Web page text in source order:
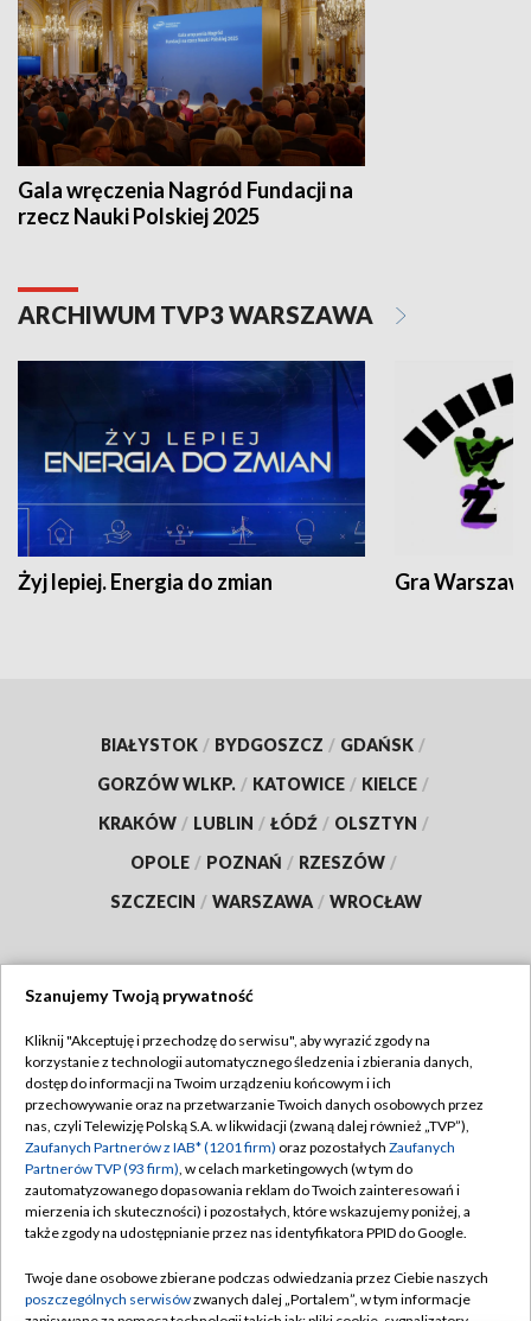
Gala wręczenia Nagród Fundacji na
rzecz Nauki Polskiej 2025
ARCHIWUM TVP3 WARSZAWA
Żyj lepiej. Energia do zmian Gra
BIAŁYSTOK / BYDGOSZCZ / GDAŃSK /
GORZÓW WLKP. / KATOWICE / KIELCE /
KRAKÓW / LUBLIN / ŁÓDŹ / OLSZTYN /
OPOLE / POZNAŃ / RZESZÓW /
SZCZECIN / WARSZAWA / WROCŁAW
TVP
Abonament TVP
Emisja w TVP
Centrum informacji TVP
Naziemna Telewizja Cyfrowa
Rada Programowa
Regulamin TVP
Polityka prywatności
Moje zgody
Pomoc
Kontakt
Szanujemy Twoją prywatność
Kliknij "Akceptuję i przechodzę do serwisu", aby wyrazić zgody na
korzystanie z technologii automatycznego śledzenia i zbierania danych,
dostęp do informacji na Twoim urządzeniu końcowym i ich
przechowywanie oraz na przetwarzanie Twoich danych osobowych przez
nas, czyli Telewizję Polską S.A. w likwidacji (zwaną dalej również „TVP”),
Zaufanych Partnerów z IAB* (1201 firm) oraz pozostałych Zaufanych
Partnerów TVP (93 firm), w celach marketingowych (w tym do
zautomatyzowanego dopasowania reklam do Twoich zainteresowań i
mierzenia ich skuteczności) i pozostałych, które wskazujemy poniżej, a
także zgody na udostępnianie przez nas identyfikatora PPID do Google.
Twoje dane osobowe zbierane podczas odwiedzania przez Ciebie naszych
poszczególnych serwisówzwanych dalej „Portalem”, w tym informacje